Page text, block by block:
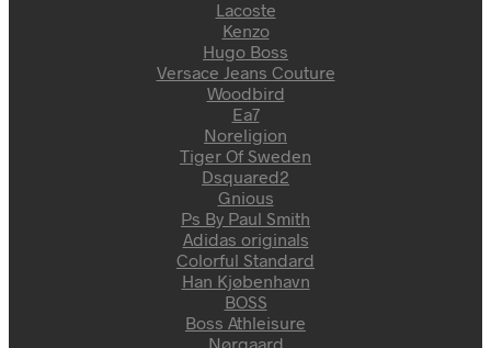
Lacoste
Kenzo
Hugo Boss
Versace Jeans Couture
Woodbird
Ea7
Noreligion
Tiger Of Sweden
Dsquared2
Gnious
Ps By Paul Smith
Adidas originals
Colorful Standard
Han Kjøbenhavn
BOSS
Boss Athleisure
Nørgaard